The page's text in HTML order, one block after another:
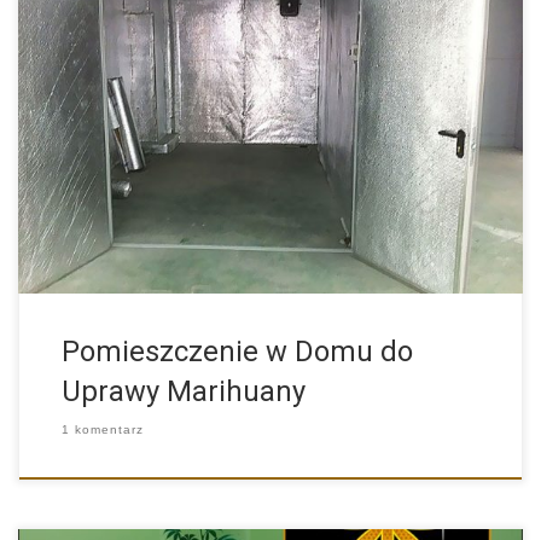
Zrób to Sam – Jak Zrobić Pomieszczenie w Domu do […]
Pomieszczenie w Domu do
Uprawy Marihuany
1 komentarz